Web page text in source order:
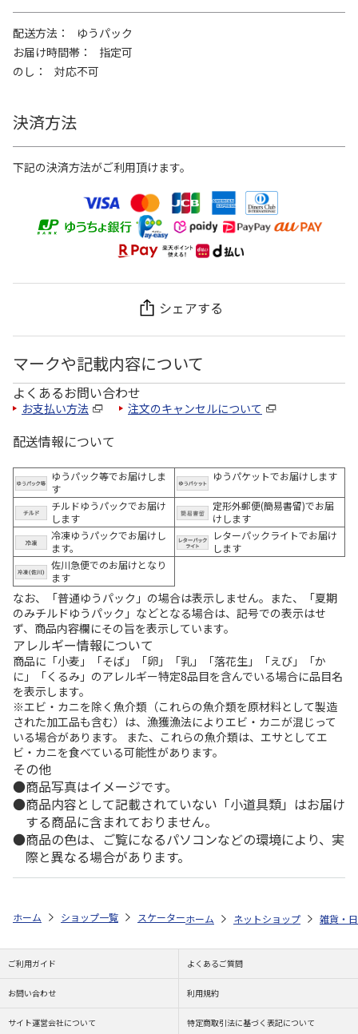
配送方法
ゆうパック
お届け時間帯
指定可
のし
対応不可
決済方法
下記の決済方法がご利用頂けます。
シェアする
マークや記載内容について
よくあるお問い合わせ
お支払い方法 注文のキャンセルについて
配送情報について
ゆうパック等でお届けしま
す
ゆうパケットでお届けします
チルドゆうパックでお届け
します
定形外郵便(簡易書留)でお届
けします
冷凍ゆうパックでお届けし
ます。
レターパックライトでお届け
します
佐川急便でのお届けとなり
ます
なお、「普通ゆうパック」の場合は表示しません。また、「夏期
のみチルドゆうパック」などとなる場合は、記号での表示はせ
ず、商品内容欄にその旨を表示しています。
アレルギー情報について
商品に「小麦」「そば」「卵」「乳」「落花生」「えび」「か
に」「くるみ」のアレルギー特定8品目を含んでいる場合に品目名
を表示します。
※エビ・カニを除く魚介類（これらの魚介類を原材料として製造
された加工品も含む）は、漁獲漁法によりエビ・カニが混じって
いる場合があります。 また、これらの魚介類は、エサとしてエ
ビ・カニを食べている可能性があります。
その他
商品写真はイメージです。
商品内容として記載されていない「小道具類」はお届け
する商品に含まれておりません。
商品の色は、ご覧になるパソコンなどの環境により、実
際と異なる場合があります。
ホーム ショップ一覧 スケーター 食洗機対応 プラコップ おさるの
ホーム ネットショップ 雑貨・
ご利用ガイド よくあるご質問
お問い合わせ 利用規約
サイト運営会社について 特定商取引法に基づく表記について